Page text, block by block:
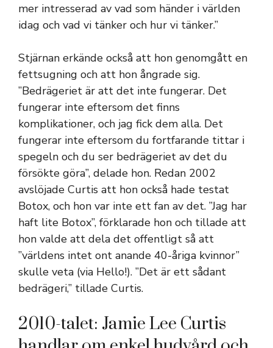
mer intresserad av vad som händer i världen
idag och vad vi tänker och hur vi tänker.”
Stjärnan erkände också att hon genomgått en
fettsugning och att hon ångrade sig.
”Bedrägeriet är att det inte fungerar. Det
fungerar inte eftersom det finns
komplikationer, och jag fick dem alla. Det
fungerar inte eftersom du fortfarande tittar i
spegeln och du ser bedrägeriet av det du
försökte göra”, delade hon. Redan 2002
avslöjade Curtis att hon också hade testat
Botox, och hon var inte ett fan av det. ”Jag har
haft lite Botox”, förklarade hon och tillade att
hon valde att dela det offentligt så att
”världens intet ont anande 40-åriga kvinnor”
skulle veta (via Hello!). ”Det är ett sådant
bedrägeri,” tillade Curtis.
2010-talet: Jamie Lee Curtis